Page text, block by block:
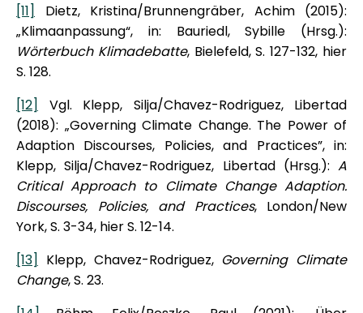
[11]
Dietz, Kristina/Brunnengräber, Achim (2015):
„Klimaanpassung“, in: Bauriedl, Sybille (Hrsg.):
Wörterbuch Klimadebatte, Bielefeld, S. 127-132, hier
S. 128.
[12]
Vgl. Klepp, Silja/Chavez-Rodriguez, Libertad
(2018): „Governing Climate Change. The Power of
Adaption Discourses, Policies, and Practices”, in:
Klepp, Silja/Chavez-Rodriguez, Libertad (Hrsg.): A
Critical Approach to Climate Change Adaption.
Discourses, Policies, and Practices, London/New
York, S. 3-34, hier S. 12-14.
[13]
Klepp, Chavez-Rodriguez, Governing Climate
Change, S. 23.